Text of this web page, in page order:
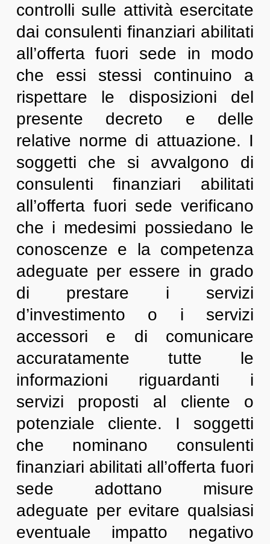
controlli sulle attività esercitate
dai consulenti finanziari abilitati
all’offerta fuori sede in modo
che essi stessi continuino a
rispettare le disposizioni del
presente decreto e delle
relative norme di attuazione. I
soggetti che si avvalgono di
consulenti finanziari abilitati
all’offerta fuori sede verificano
che i medesimi possiedano le
conoscenze e la competenza
adeguate per essere in grado
di prestare i servizi
d’investimento o i servizi
accessori e di comunicare
accuratamente tutte le
informazioni riguardanti i
servizi proposti al cliente o
potenziale cliente. I soggetti
che nominano consulenti
finanziari abilitati all’offerta fuori
sede adottano misure
adeguate per evitare qualsiasi
eventuale impatto negativo